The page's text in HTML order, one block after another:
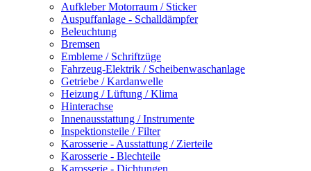
Aufkleber Motorraum / Sticker
Auspuffanlage - Schalldämpfer
Beleuchtung
Bremsen
Embleme / Schriftzüge
Fahrzeug-Elektrik / Scheibenwaschanlage
Getriebe / Kardanwelle
Heizung / Lüftung / Klima
Hinterachse
Innenausstattung / Instrumente
Inspektionsteile / Filter
Karosserie - Ausstattung / Zierteile
Karosserie - Blechteile
Karosserie - Dichtungen